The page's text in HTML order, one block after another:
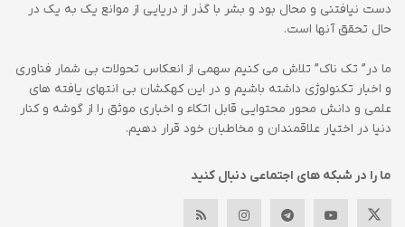
دست نیافتنی و محال بود و بشر با گذر از دریایی از موانع یک به یک در
حال تحقق آنها است.
ما در” تک ناک” تلاش می کنیم سهمی از انعکاس تحولات بی شمار فناوری
و اخبار تکنولوژی داشته باشیم و در این کهکشان بی انتهای یافته های
علمی و دانش محور محتوایی قابل اتکاء و اخباری موثق را از گوشه و کنار
دنیا در اختیار علاقمندان و مخاطبان خود قرار دهیم.
ما را در شبکه های اجتماعی دنبال کنید